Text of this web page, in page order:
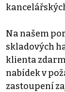
Na našem
skladových
klienta
nabídek v
zastoupení